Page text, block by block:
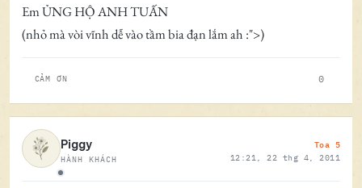
Em ỦNG HỘ ANH TUẤN
(nhỏ mà vòi vĩnh dễ vào tầm bia đạn lắm ah :">)
CẢM ƠN 0
Ngoại tuyến
Piggy
HÀNH KHÁCH
Toa 5
12:21, 22 thg 4, 2011